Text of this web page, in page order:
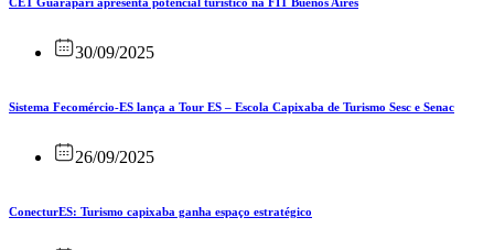
30/09/2025
Sistema Fecomércio-ES lança a Tour ES – Escola Capixaba de Turismo Sesc e Senac
26/09/2025
ConecturES: Turismo capixaba ganha espaço estratégico